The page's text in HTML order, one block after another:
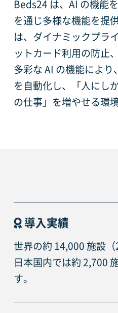
Beds24 は、AI の機能
を通じ多様な機能を提
は、ダイナミックプラ
ットカード利用の防止
多彩な AI の機能により
を自動化し、「人にし
の仕事」を増やせる環
導入実績
世界の約 14,000 施設（
日本国内では約 2,700
す。